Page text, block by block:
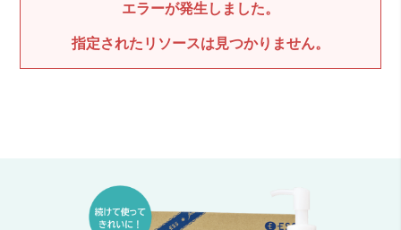
エラーが発生しました。
指定されたリソースは見つかりません。